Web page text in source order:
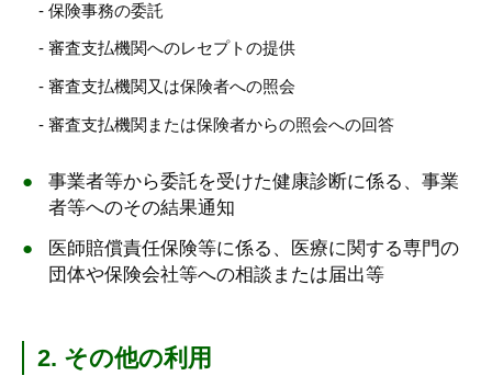
- 保険事務の委託
- 審査支払機関へのレセプトの提供
- 審査支払機関又は保険者への照会
- 審査支払機関または保険者からの照会への回答
事業者等から委託を受けた健康診断に係る、事業
者等へのその結果通知
医師賠償責任保険等に係る、医療に関する専門の
団体や保険会社等への相談または届出等
2. その他の利用